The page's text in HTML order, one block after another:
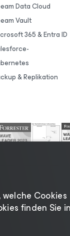
Data Cloud
Vault
365 & Entra ID
& Replikation
Cookies
finden Sie in